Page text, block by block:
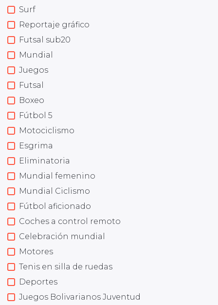
Surf
Reportaje gráfico
Futsal sub20
Mundial
Juegos
Futsal
Boxeo
Fútbol 5
Motociclismo
Esgrima
Eliminatoria
Mundial femenino
Mundial Ciclismo
Fútbol aficionado
Coches a control remoto
Celebración mundial
Motores
Tenis en silla de ruedas
Deportes
Juegos Bolivarianos Juventud